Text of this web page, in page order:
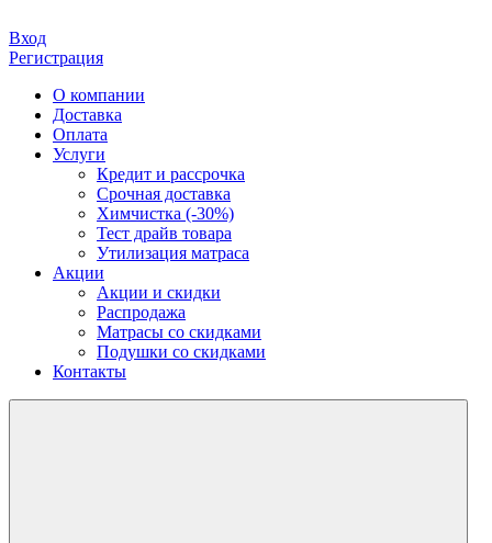
Вход
Регистрация
О компании
Доставка
Оплата
Услуги
Кредит и рассрочка
Срочная доставка
Химчистка (-30%)
Тест драйв товара
Утилизация матраса
Акции
Акции и скидки
Распродажа
Матрасы со скидками
Подушки со скидками
Контакты